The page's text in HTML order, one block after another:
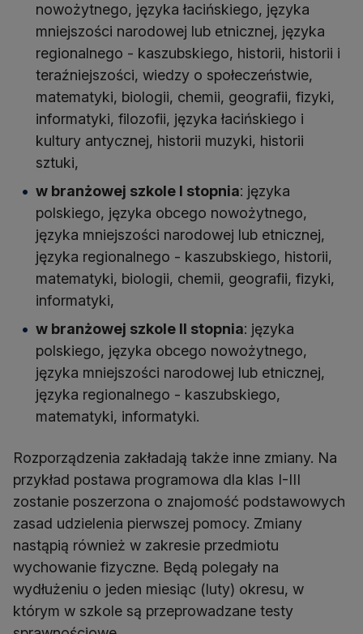
nowożytnego, języka łacińskiego, języka
mniejszości narodowej lub etnicznej, języka
regionalnego - kaszubskiego, historii, historii i
teraźniejszości, wiedzy o społeczeństwie,
matematyki, biologii, chemii, geografii, fizyki,
informatyki, filozofii, języka łacińskiego i
kultury antycznej, historii muzyki, historii
sztuki,
w branżowej szkole I stopnia: języka
polskiego, języka obcego nowożytnego,
języka mniejszości narodowej lub etnicznej,
języka regionalnego - kaszubskiego, historii,
matematyki, biologii, chemii, geografii, fizyki,
informatyki,
w branżowej szkole II stopnia: języka
polskiego, języka obcego nowożytnego,
języka mniejszości narodowej lub etnicznej,
języka regionalnego - kaszubskiego,
matematyki, informatyki.
Rozporządzenia zakładają także inne zmiany. Na
przykład postawa programowa dla klas I-III
zostanie poszerzona o znajomość podstawowych
zasad udzielenia pierwszej pomocy. Zmiany
nastąpią również w zakresie przedmiotu
wychowanie fizyczne. Będą polegały na
wydłużeniu o jeden miesiąc (luty) okresu, w
którym w szkole są przeprowadzane testy